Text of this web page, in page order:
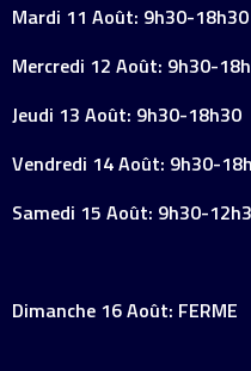
Mardi 11 Août: 9h30-18h30
Mercredi 12 Août: 9h30-
Jeudi 13 Août: 9h30-18h30
Vendredi 14 Août: 9h30-
Samedi 15 Août: 9h30-
Dimanche 16 Août: FERME